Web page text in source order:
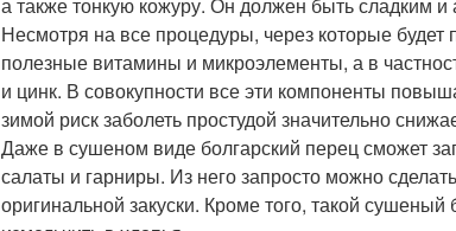
Несмотря на все процедуры, через которые будет
полезные витамины и микроэлементы, а в
и цинк. В совокупности все эти компоненты
зимой риск заболеть простудой значительно
Даже в сушеном виде болгарский перец сможет
салаты и гарниры. Из него запросто можно
оригинальной закуски. Кроме того, такой